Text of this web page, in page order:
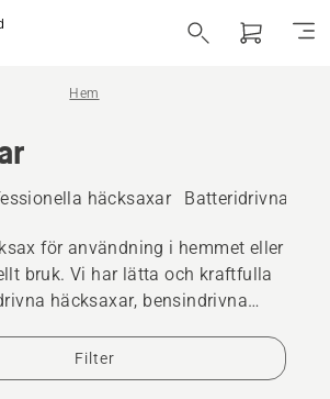
Hem
häcksaxar Batteridrivna och
för användning i hemmet eller
bruk. Vi har lätta och kraftfulla
häcksaxar, bensindrivna
Filter